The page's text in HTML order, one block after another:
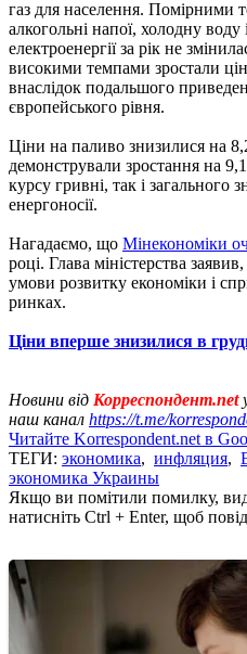
газ для населення. Помірними
алкогольні напої, холодну воду
електроенергії за рік не
високими темпами зростали
внаслідок подальшого
європейського рівня.
Ціни на паливо знизилися на
демонстрували зростання на
курсу гривні, так і загального
енергоносії.
Нагадаємо, що Мінекономіки
році. Глава міністерства
умови розвитку економіки і
ринках.
Ціни вперше знизилися в
Новини від Корреспондент.net
наш канал https://t.me/
Читайте Korrespondent.net в
ТЕГИ: экономика, инфляция,
экономика Украины
Якщо ви помітили помилку,
натисніть Ctrl + Enter, щоб